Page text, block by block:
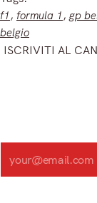
f1 , formula 1 , gp
belgio
ISCRIVITI AL
Search